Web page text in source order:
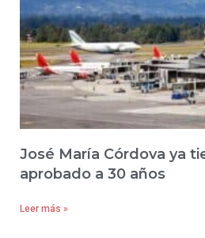
José María Córdova ya
aprobado a 30 años
Leer más »